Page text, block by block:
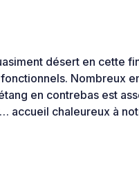
désert en cette
Nombreux
en contrebas est
accueil chaleureux à